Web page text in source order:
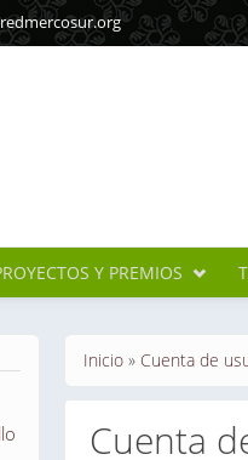
Y PREMIOS
Se
Inicio » Cuenta de
Cuenta